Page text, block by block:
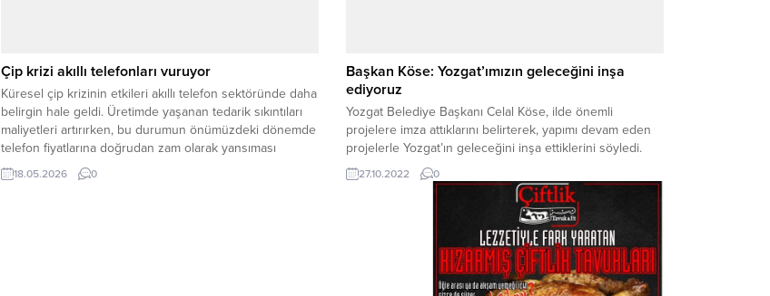
Çip krizi akıllı telefonları vuruyor
Küresel çip krizinin etkileri akıllı telefon sektöründe daha
belirgin hale geldi. Üretimde yaşanan tedarik sıkıntıları
maliyetleri artırırken, bu durumun önümüzdeki dönemde
telefon fiyatlarına doğrudan zam olarak yansıması
bekleniyor. Sektör temsilcileri, maliyetlerdeki yükselişin
yıl sonuna doğru fiyatlara yansıması halinde akıllı
18.05.2026 0
Başkan Köse: Yozgat’ımızın geleceğini inşa
ediyoruz
Yozgat Belediye Başkanı Celal Köse, ilde önemli
projelere imza attıklarını belirterek, yapımı devam eden
projelerle Yozgat’ın geleceğini inşa ettiklerini söyledi.
27.10.2022 0